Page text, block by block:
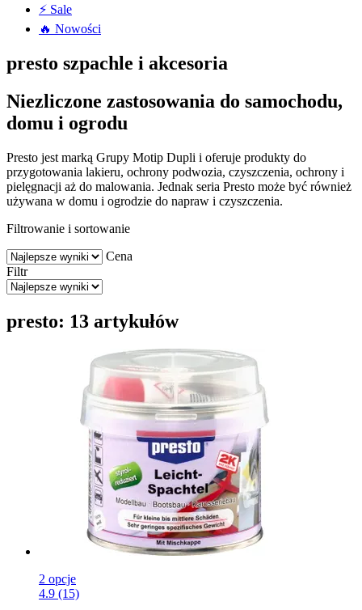
⚡ Sale
🔥 Nowości
presto szpachle i akcesoria
Niezliczone zastosowania do samochodu,
domu i ogrodu
Presto jest marką Grupy Motip Dupli i oferuje produkty do
przygotowania lakieru, ochrony podwozia, czyszczenia, ochrony i
pielęgnacji aż do malowania. Jednak seria Presto może być również
używana w domu i ogrodzie do napraw i czyszczenia.
Filtrowanie i sortowanie
Cena
Filtr
presto: 13 artykułów
2 opcje
4.9 (15)